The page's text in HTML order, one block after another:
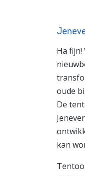
Ha
oude
De
kan